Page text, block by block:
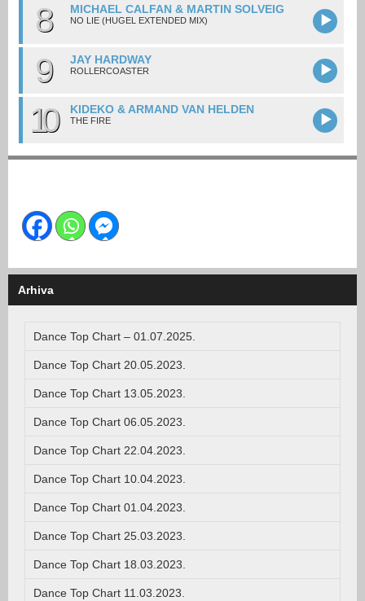
8 MICHAEL CALFAN & MARTIN SOLVEIG
NO LIE (HUGEL EXTENDED MIX)
9 JAY HARDWAY
ROLLERCOASTER
10 KIDEKO & ARMAND VAN HELDEN
THE FIRE
Arhiva
Dance Top Chart – 01.07.2025.
Dance Top Chart 20.05.2023.
Dance Top Chart 13.05.2023.
Dance Top Chart 06.05.2023.
Dance Top Chart 22.04.2023.
Dance Top Chart 10.04.2023.
Dance Top Chart 01.04.2023.
Dance Top Chart 25.03.2023.
Dance Top Chart 18.03.2023.
Dance Top Chart 11.03.2023.